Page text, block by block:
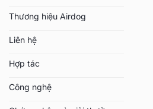
Thương hiệu Airdog
Liên hệ
Hợp tác
Công nghệ